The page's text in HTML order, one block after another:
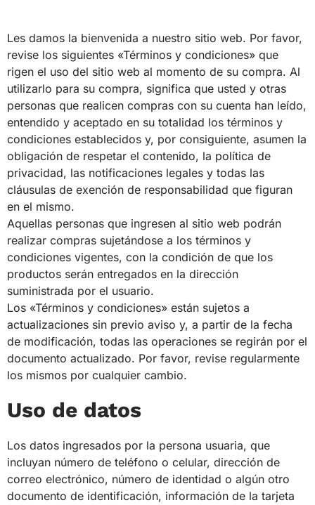
Les damos la bienvenida a nuestro sitio web. Por favor,
revise los siguientes «Términos y condiciones» que
rigen el uso del sitio web al momento de su compra. Al
utilizarlo para su compra, significa que usted y otras
personas que realicen compras con su cuenta han leído,
entendido y aceptado en su totalidad los términos y
condiciones establecidos y, por consiguiente, asumen la
obligación de respetar el contenido, la política de
privacidad, las notificaciones legales y todas las
cláusulas de exención de responsabilidad que figuran
en el mismo.
Aquellas personas que ingresen al sitio web podrán
realizar compras sujetándose a los términos y
condiciones vigentes, con la condición de que los
productos serán entregados en la dirección
suministrada por el usuario.
Los «Términos y condiciones» están sujetos a
actualizaciones sin previo aviso y, a partir de la fecha
de modificación, todas las operaciones se regirán por el
documento actualizado. Por favor, revise regularmente
los mismos por cualquier cambio.
Uso de datos
Los datos ingresados por la persona usuaria, que
incluyan número de teléfono o celular, dirección de
correo electrónico, número de identidad o algún otro
documento de identificación, información de la tarjeta